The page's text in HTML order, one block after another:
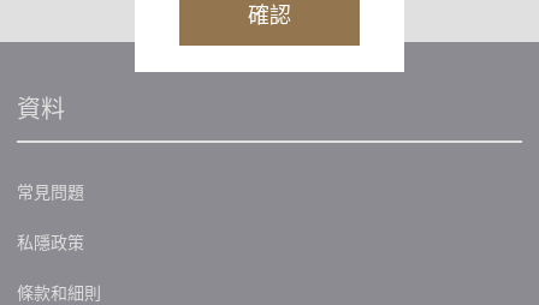
資料
常見問題
私隱政策
條款和細則
確認